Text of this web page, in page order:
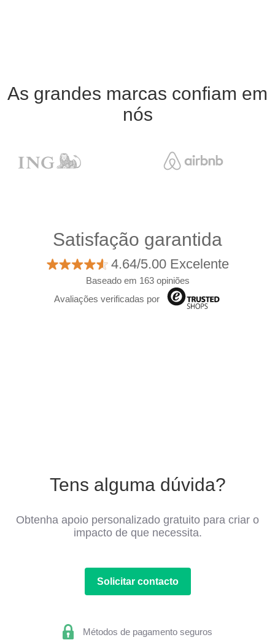
As grandes marcas confiam em
nós
Satisfação garantida
4.64/5.00 Excelente
Baseado em 163 opiniões
Avaliações verificadas por
Tens alguma dúvida?
Obtenha apoio personalizado gratuito para criar o
impacto de que necessita.
Solicitar contacto
Métodos de pagamento seguros